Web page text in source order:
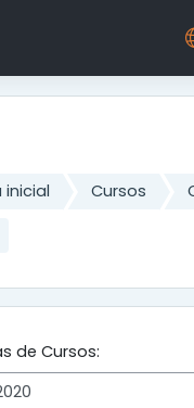
inicial Cursos
de Cursos: